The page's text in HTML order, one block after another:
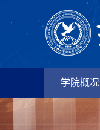
学院概况